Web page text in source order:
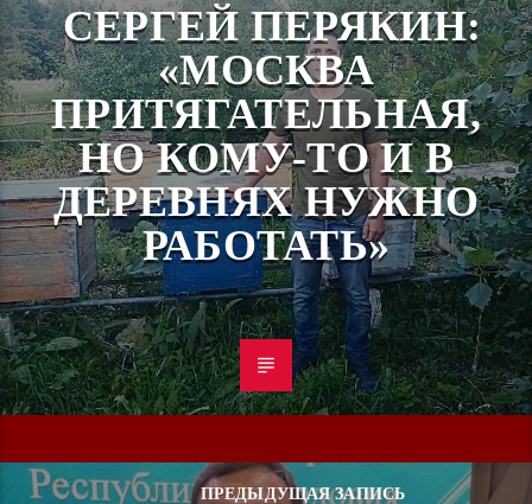
СЕРГЕЙ ПЕРЯКИН:
«МОСКВА
ПРИТЯГАТЕЛЬНАЯ,
НО КОМУ-ТО И В
ДЕРЕВНЯХ НУЖНО
РАБОТАТЬ»
ПРЕДЫДУЩАЯ ЗАПИСЬ